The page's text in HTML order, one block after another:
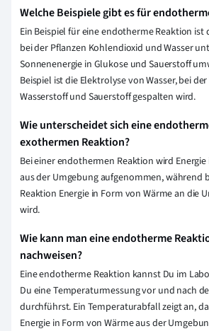
Welche Beispiele gibt es für
Ein Beispiel für eine endotherme Reaktion ist
bei der Pflanzen Kohlendioxid und Wasser
Sonnenenergie in Glukose und Sauerstoff
Beispiel ist die Elektrolyse von Wasser, bei der
Wasserstoff und Sauerstoff gespalten wird.
Wie unterscheidet sich eine
exothermen Reaktion?
Bei einer endothermen Reaktion wird
aus der Umgebung aufgenommen, während
Reaktion Energie in Form von Wärme an die
wird.
Wie kann man eine endotherme
nachweisen?
Eine endotherme Reaktion kannst Du im
Du eine Temperaturmessung vor und nach
durchführst. Ein Temperaturabfall zeigt an,
Energie in Form von Wärme aus der